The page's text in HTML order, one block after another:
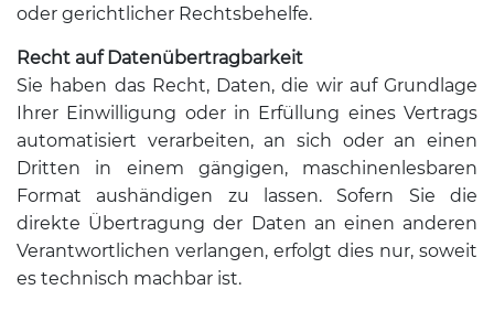
oder gerichtlicher Rechtsbehelfe.
Recht auf Datenübertragbarkeit
Sie haben das Recht, Daten, die wir auf Grundlage
Ihrer Einwilligung oder in Erfüllung eines Vertrags
automatisiert verarbeiten, an sich oder an einen
Dritten in einem gängigen, maschinenlesbaren
Format aushändigen zu lassen. Sofern Sie die
direkte Übertragung der Daten an einen anderen
Verantwortlichen verlangen, erfolgt dies nur, soweit
es technisch machbar ist.